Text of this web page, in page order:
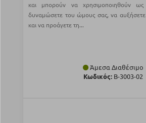
και μπορούν να χρησιμοποιηθούν
δυναμώσετε του ώμους σας, να αυξήσετε
και να προάγετε τη...
Άμεσα Διαθέσιμο
Κωδικός: Β-3003-02